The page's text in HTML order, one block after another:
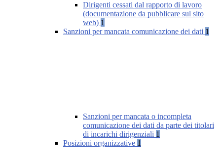
Dirigenti cessati dal rapporto di lavoro
(documentazione da pubblicare sul sito
web) 1
Sanzioni per mancata comunicazione dei dati 1
Sanzioni per mancata o incompleta
comunicazione dei dati da parte dei titolari
di incarichi dirigenziali 1
Posizioni organizzative 1